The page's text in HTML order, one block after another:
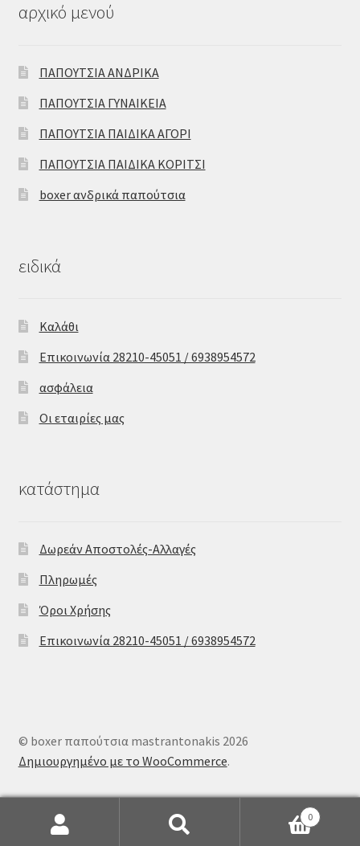
αρχικό μενού
ΠΑΠΟΥΤΣΙΑ ΑΝΔΡΙΚΑ
ΠΑΠΟΥΤΣΙΑ ΓΥΝΑΙΚΕΙΑ
ΠΑΠΟΥΤΣΙΑ ΠΑΙΔΙΚΑ ΑΓΟΡΙ
ΠΑΠΟΥΤΣΙΑ ΠΑΙΔΙΚΑ ΚΟΡΙΤΣΙ
boxer ανδρικά παπούτσια
ειδικά
Καλάθι
Επικοινωνία 28210-45051 / 6938954572
ασφάλεια
Οι εταιρίες μας
κατάστημα
Δωρεάν Αποστολές-Αλλαγές
Πληρωμές
Όροι Χρήσης
Επικοινωνία 28210-45051 / 6938954572
© boxer παπούτσια mastrantonakis 2026
Δημιουργημένο με το WooCommerce.
Αναζήτηση
Αναζήτηση
0